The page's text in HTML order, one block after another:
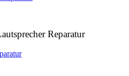
Reparatur